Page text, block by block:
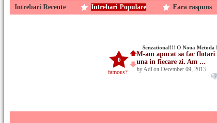
Intrebari Recente Intrebari Populare Fara raspuns
0
famous?
Senzational!!! O Noua
M-am apucat sa fac flotari
una in fiecare zi. Am ...
by Adi on December 09, 2013